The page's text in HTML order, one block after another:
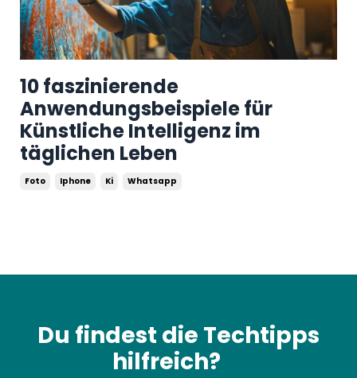
10 faszinierende
Anwendungsbeispiele für
Künstliche Intelligenz im
täglichen Leben
Foto Iphone Ki Whatsapp
Du findest die Techtipps
hilfreich?